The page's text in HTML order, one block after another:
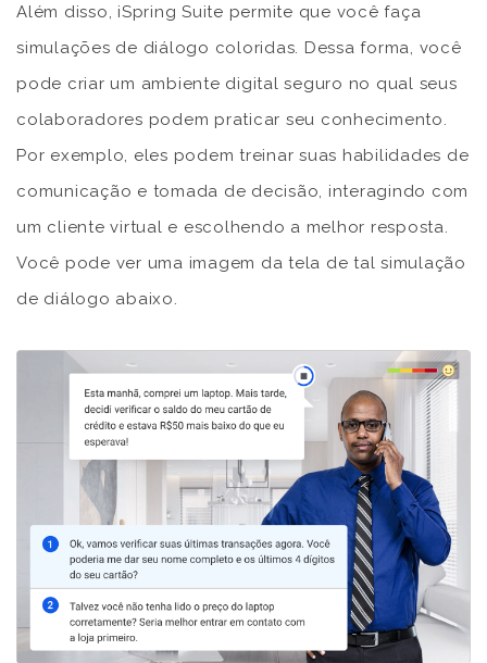
Além disso, iSpring Suite permite que você faça
simulações de diálogo coloridas. Dessa forma, você
pode criar um ambiente digital seguro no qual seus
colaboradores podem praticar seu conhecimento.
Por exemplo, eles podem treinar suas habilidades de
comunicação e tomada de decisão, interagindo com
um cliente virtual e escolhendo a melhor resposta.
Você pode ver uma imagem da tela de tal simulação
de diálogo abaixo.